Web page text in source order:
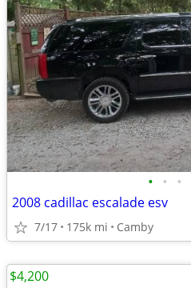
• • •
2008 cadillac escalade esv
7/17 175k mi Camby
$4,200